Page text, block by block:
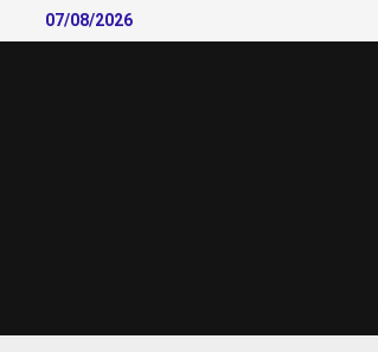
to
07/08/2026